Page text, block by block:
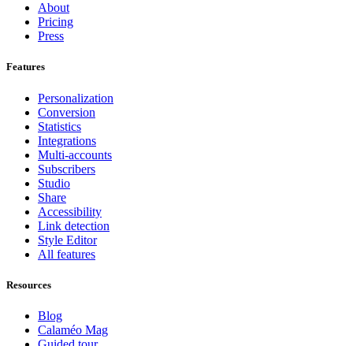
About
Pricing
Press
Features
Personalization
Conversion
Statistics
Integrations
Multi-accounts
Subscribers
Studio
Share
Accessibility
Link detection
Style Editor
All features
Resources
Blog
Calaméo Mag